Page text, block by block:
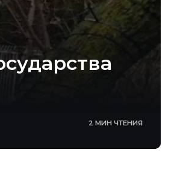
2 МИН ЧТЕНИЯ